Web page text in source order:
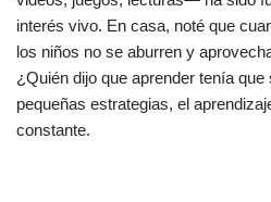
interés vivo. En casa, noté que
los niños no se aburren y
¿Quién dijo que aprender tenía
pequeñas estrategias, el
constante.